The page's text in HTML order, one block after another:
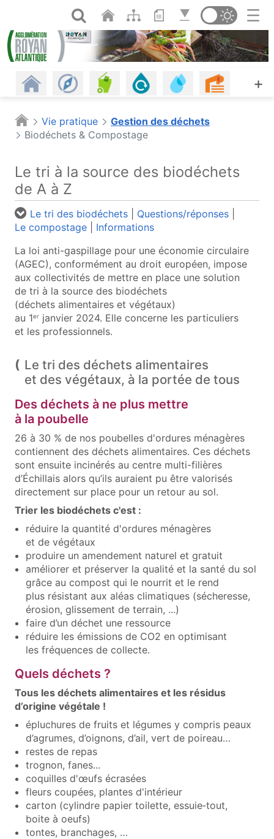
Saut au contenu principalOuvrir la rechercheChanger de
Revenir à l'accueil
Les communesGestion des déchets
AssainissementEau potable, eau
Offres d'emploi
ÉconomieAgriculture et alimentation
Les infosPortail cartographique
+
Vie pratique
Gestion des déchets
Biodéchets & Compostage
Le tri à la source des biodéchets
de A à Z
Le tri des biodéchets| Questions/réponses|
Le compostage
Informations
La loi anti-gaspillage pour une économie circulaire
(AGEC), conformément au droit européen, impose
aux collectivités de mettre en place une solution
de tri à la source des biodéchets
(déchets alimentaires et végétaux)
au 1er janvier 2024. Elle concerne les particuliers
et les professionnels.
Le tri des déchets alimentaires
et des végétaux, à la portée de tous
Des déchets à ne plus mettre
à la poubelle
26 à 30 % de nos poubelles d'ordures ménagères
contiennent des déchets alimentaires. Ces déchets
sont ensuite incinérés au centre multi-filières
d’Échillais alors qu’ils auraient pu être valorisés
directement sur place pour un retour au sol.
Trier les biodéchets c'est :
réduire la quantité d'ordures ménagères
et de végétaux
produire un amendement naturel et gratuit
améliorer et préserver la qualité et la santé du sol
grâce au compost qui le nourrit et le rend
plus résistant aux aléas climatiques (sécheresse,
érosion, glissement de terrain, ...)
faire d’un déchet une ressource
réduire les émissions de CO2 en optimisant
les fréquences de collecte.
Quels déchets ?
Tous les déchets alimentaires et les résidus
d’origine végétale !
épluchures de fruits et légumes y compris peaux
d’agrumes, d’oignons, d’ail, vert de poireau…
restes de repas
trognon, fanes...
coquilles d'œufs écrasées
fleurs coupées, plantes d'intérieur
carton (cylindre papier toilette, essuie‑tout,
boite à oeufs)
tontes, branchages, …
Panneau de gestion des cookies